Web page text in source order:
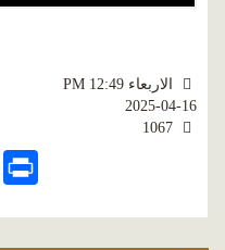
الاربعاء PM 12:49
2025-04-16
Print